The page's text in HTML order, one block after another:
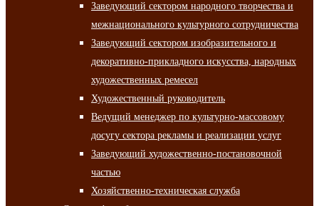
Заведующий сектором народного творчества и
межнационального культурного сотрудничества
Заведующий сектором изобразительного и
декоративно-прикладного искусства, народных
художественных ремесел
Художественный руководитель
Ведущий менеджер по культурно-массовому
досугу сектора рекламы и реализации услуг
Заведующий художественно-постановочной
частью
Хозяйственно-техническая служба